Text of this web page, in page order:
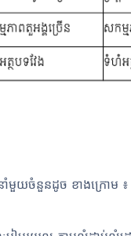
ាំមួយចំនួនដូច ខាងក្រោម ៖